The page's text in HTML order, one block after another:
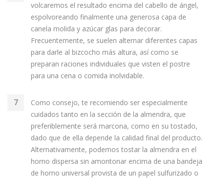
volcaremos el resultado encima del cabello de ángel,
espolvoreando finalmente una generosa capa de
canela molida y azúcar glas para decorar.
Frecuentemente, se suelen alternar diferentes capas
para darle al bizcocho más altura, así como se
preparan raciones individuales que visten el postre
para una cena o comida inolvidable.
Como consejo, te recomiendo ser especialmente
cuidados tanto en la sección de la almendra, que
preferiblemente será marcona, como en su tostado,
dado que de ella depende la calidad final del producto.
Alternativamente, podemos tostar la almendra en el
horno dispersa sin amontonar encima de una bandeja
de horno universal provista de un papel sulfurizado o